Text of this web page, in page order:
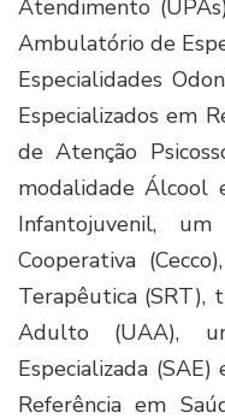
Atendimento
Ambulatório de
Especialidades
Especializados em
de Atenção
modalidade Álcool
Infantojuvenil,
Cooperativa
Terapêutica (SRT),
Adulto (UAA),
Especializada
Referência em